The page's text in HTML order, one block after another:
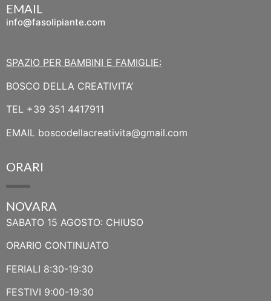
EMAIL
info@fasolipiante.com
SPAZIO PER BAMBINI E FAMIGLIE:
BOSCO DELLA CREATIVITA’
TEL +39 351 4417911
EMAIL boscodellacreativita@gmail.com
ORARI
NOVARA
SABATO 15 AGOSTO: CHIUSO
ORARIO CONTINUATO
FERIALI 8:30-19:30
FESTIVI 9:00-19:30